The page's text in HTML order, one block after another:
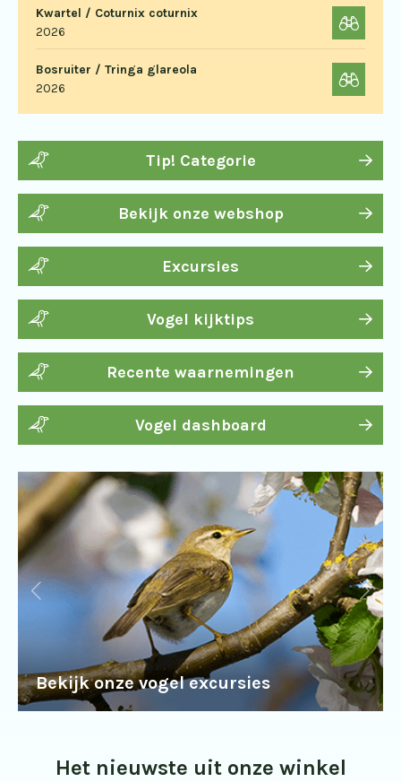
Kwartel / Coturnix coturnix
2026
Bosruiter / Tringa glareola
2026
Tip! Categorie
Bekijk onze webshop
Excursies
Vogel kijktips
Recente waarnemingen
Vogel dashboard
Bekijk onze vogel excursies
Het nieuwste uit onze winkel